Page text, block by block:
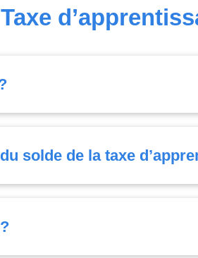
Taxe
solde de la taxe